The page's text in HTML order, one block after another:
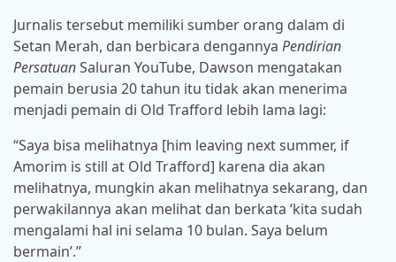
Jurnalis tersebut memiliki sumber orang dalam di
Setan Merah, dan berbicara dengannya Pendirian
PersatuanSaluran YouTube, Dawson mengatakan
pemain berusia 20 tahun itu tidak akan menerima
menjadi pemain di Old Trafford lebih lama lagi:
“Saya bisa melihatnya [him leaving next summer, if
Amorim is still at Old Trafford] karena dia akan
melihatnya, mungkin akan melihatnya sekarang, dan
perwakilannya akan melihat dan berkata ‘kita sudah
mengalami hal ini selama 10 bulan. Saya belum
bermain’.”